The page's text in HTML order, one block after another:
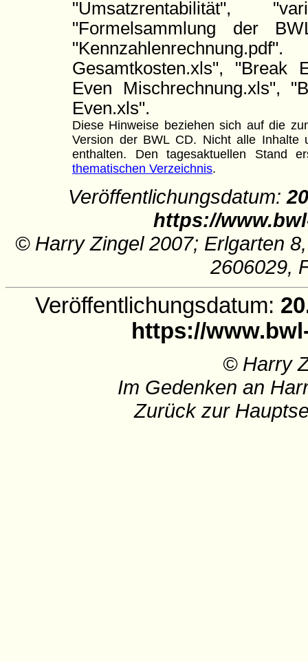
"Umsatzrentabilität",
"Formelsammlung der
Gesamtkosten.xls", "Break
Even Mischrechnung.xls",
Even.xls".
Diese Hinweise beziehen sich auf die
Version der BWL CD. Nicht alle Inhalte
enthalten. Den tagesaktuellen Stand
thematischen Verzeichnis.
Veröffentlichungsdatum:
https://
© Harry Zingel 2007; Erlgarten
2606029,
Veröffentlichungsdatum:
https://
© Harry
Im Gedenken an
Zurück zur